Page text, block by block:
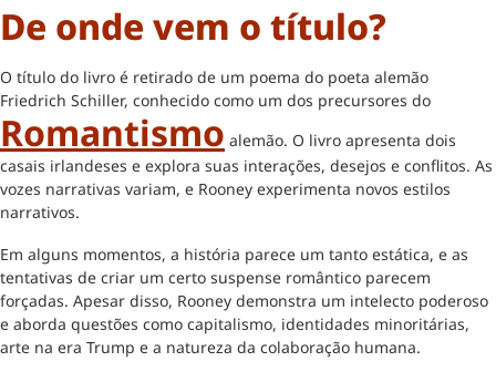
De onde vem o título?
O título do livro é retirado de um poema do poeta alemão
Friedrich Schiller, conhecido como um dos precursores do
Romantismo alemão. O livro apresenta dois
casais irlandeses e explora suas interações, desejos e conflitos. As
vozes narrativas variam, e Rooney experimenta novos estilos
narrativos.
Em alguns momentos, a história parece um tanto estática, e as
tentativas de criar um certo suspense romântico parecem
forçadas. Apesar disso, Rooney demonstra um intelecto poderoso
e aborda questões como capitalismo, identidades minoritárias,
arte na era Trump e a natureza da colaboração humana.